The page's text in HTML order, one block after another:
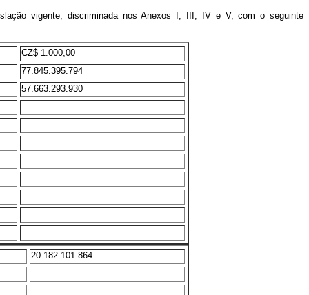
vigente, discriminada nos Anexos I, III, IV e V, com o seguinte
CZ$ 1.000,00
77.845.395.794
57.663.293.930
20.182.101.864